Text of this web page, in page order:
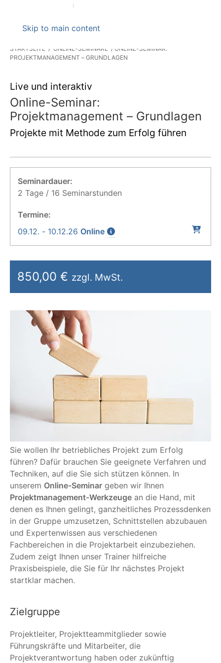
Skip to main content
STARTSEITE ONLINE-SEMINARE
ONLINE-SEMINAR:
PROJEKTMANAGEMENT – GRUNDLAGEN
Live und interaktiv
Online-Seminar:
Projektmanagement – Grundlagen
Projekte mit Methode zum Erfolg führen
Sie wollen Ihr betriebliches Projekt zum Erfolg
führen? Dafür brauchen Sie geeignete Verfahren und
Techniken, auf die Sie sich stützen können. In
unserem Online-Seminar geben wir Ihnen
Projektmanagement-Werkzeuge an die Hand, mit
denen es Ihnen gelingt, ganzheitliches Prozessdenken
in der Gruppe umzusetzen, Schnittstellen abzubauen
und Expertenwissen aus verschiedenen
Fachbereichen in die Projektarbeit einzubeziehen.
Zudem zeigt Ihnen unser Trainer hilfreiche
Praxisbeispiele, die Sie für Ihr nächstes Projekt
startklar machen.
Zielgruppe
Projektleiter, Projektteammitglieder sowie
Führungskräfte und Mitarbeiter, die
Projektverantwortung haben oder zukünftig
Seminardauer:
2 Tage / 16 Seminarstunden
Termine:
09.12. - 10.12.26 Online
850,00 € zzgl. MwSt.